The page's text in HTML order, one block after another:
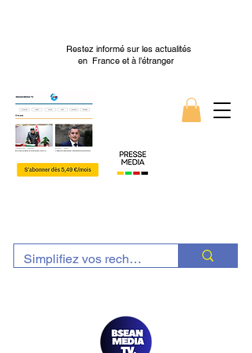
Restez informé sur les actualités
en France et à l’étranger